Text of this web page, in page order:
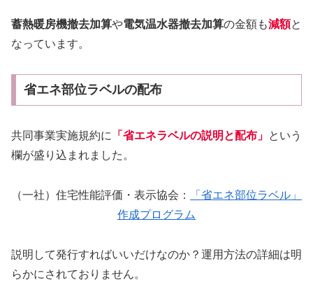
蓄熱暖房機撤去加算や電気温水器撤去加算の金額も減額と
なっています。
省エネ部位ラベルの配布
共同事業実施規約に 「省エネラベルの説明と配布」 という
欄が盛り込まれました。
（一社）住宅性能評価・表示協会：
「省エネ部位ラベル」
作成プログラム
説明して発行すればいいだけなのか？運用方法の詳細は明
らかにされておりません。